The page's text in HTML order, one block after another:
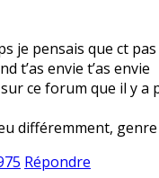
je pensais que ct pas
t’as envie t’as envie
ce forum que il y
différemment,
Répondre